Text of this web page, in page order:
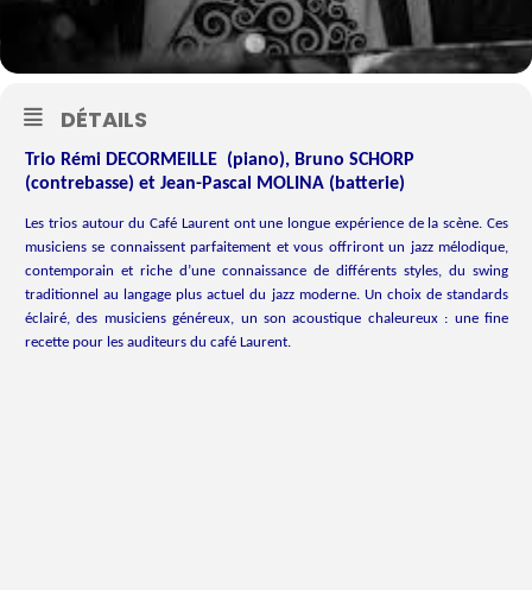
DÉTAILS
Trio Rémi DECORMEILLE (piano), Bruno SCHORP
(contrebasse) et Jean-Pascal MOLINA (batterie)
Les trios autour du Café Laurent ont une longue expérience de la scène. Ces
musiciens se connaissent parfaitement et vous offriront un jazz mélodique,
contemporain et riche d’une connaissance de différents styles, du swing
traditionnel au langage plus actuel du jazz moderne. Un choix de standards
éclairé, des musiciens généreux, un son acoustique chaleureux : une fine
recette pour les auditeurs du café Laurent.